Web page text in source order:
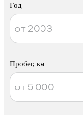
Год
Пробег, км